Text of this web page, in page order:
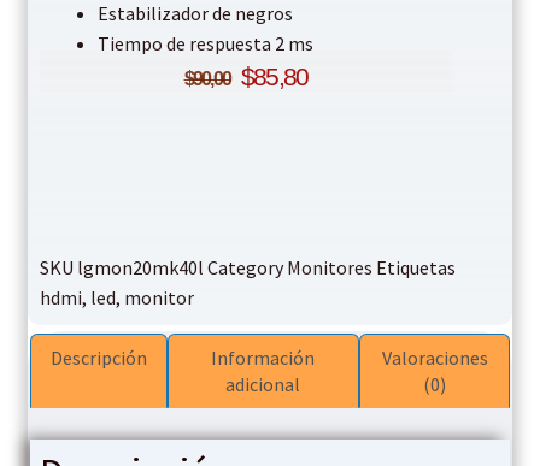
Estabilizador de negros
Tiempo de respuesta 2 ms
$90,00 $85,80
SKU lgmon20mk40l Category Monitores Etiquetas
hdmi, led, monitor
Descripción
Información
adicional
Valoraciones
(0)